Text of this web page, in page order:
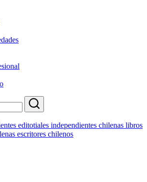
Buscar
editotiales independientes chilenas libros
escritores chilenos